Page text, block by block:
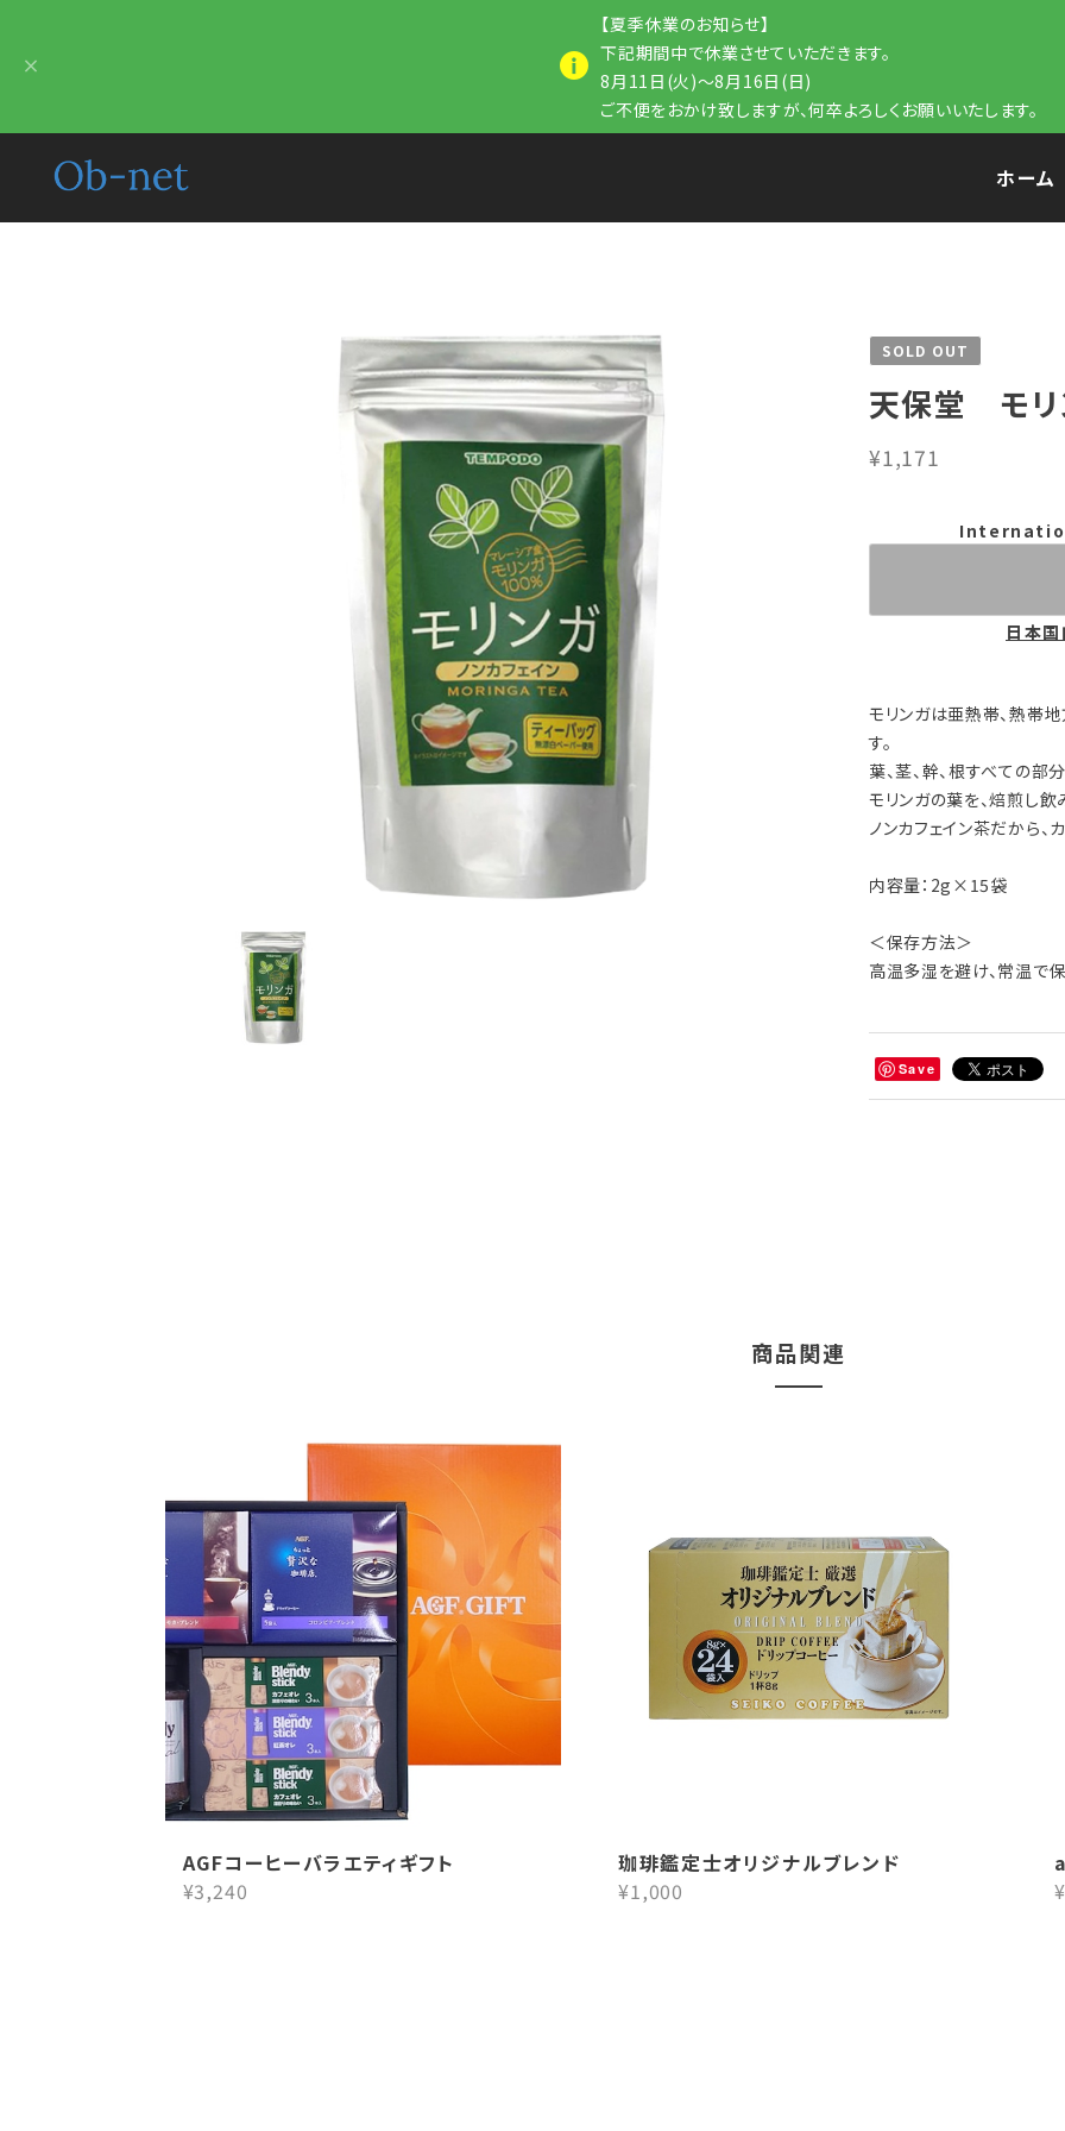
【夏季休業のお知らせ】
下記期間中で休業させていただきます。
8月11日(火)～8月16日(日)
ご不便をおかけ致しますが、何卒よろしくお願いいたします。
ホーム
SOLD OUT
天保堂 モリ
¥1,171
日本
モリンガは亜熱帯、熱帯
す。
葉、茎、幹、根すべての
モリンガの葉を、焙煎し
ノンカフェイン茶だから、
内容量：2g×15袋
＜保存方法＞
高温多湿を避け、常温で保
Save
商品関連
AGFコーヒーバラエティギフト
¥3,240
珈琲鑑定士オリジナルブレンド
¥1,000